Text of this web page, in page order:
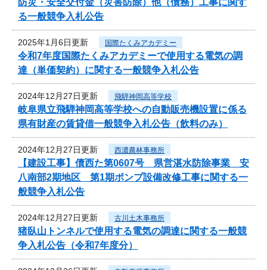
る一般競争入札公告
2025年1月6日更新 国際たくみアカデミー
令和7年度国際たくみアカデミーで使用する電気の調
達（単価契約）に関する一般競争入札公告
2024年12月27日更新 飛騨神岡高等学校
岐阜県立飛騨神岡高等学校への自動販売機設置に係る
県有財産の賃貸借一般競争入札公告（飲料のみ）
2024年12月27日更新 西濃農林事務所
【建設工事】債西た第0607号 県営湛水防除事業 安
八南部2期地区 第1期ポンプ設備改修工事に関する一
般競争入札公告
2024年12月27日更新 古川土木事務所
猪臥山トンネルで使用する電気の調達に関する一般競
争入札公告（令和7年度分）